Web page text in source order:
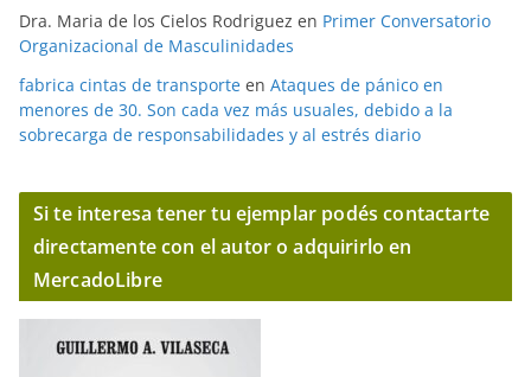
Dra. Maria de los Cielos Rodriguez en Primer Conversatorio
Organizacional de Masculinidades
fabrica cintas de transporte en Ataques de pánico en
menores de 30. Son cada vez más usuales, debido a la
sobrecarga de responsabilidades y al estrés diario
Si te interesa tener tu ejemplar podés contactarte
directamente con el autor o adquirirlo en
MercadoLibre